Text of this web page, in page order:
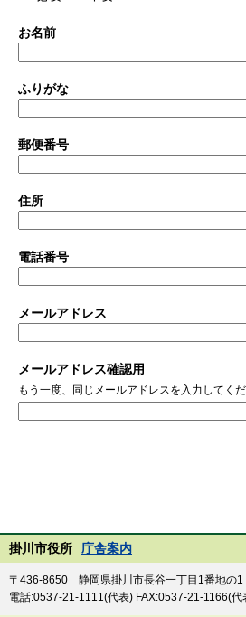
お名前
ふりがな
郵便番号
住所
電話番号
メールアドレス
メールアドレス確認用
もう一度、同じメールアドレスを入力してくだ
掛川市役所 庁舎案内
〒436-8650 静岡県掛川市長谷一丁目1番地の1
電話:0537-21-1111(代表) FAX:0537-21-1166(代